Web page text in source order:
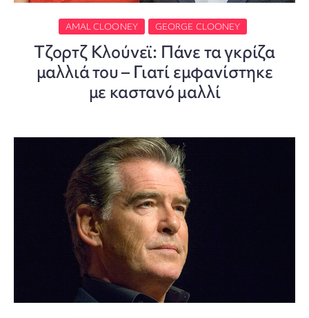
AMAL CLOONEY GEORGE CLOONEY
Τζορτζ Κλούνεϊ: Πάνε τα γκρίζα
μαλλιά του – Γιατί εμφανίστηκε
με καστανό μαλλί